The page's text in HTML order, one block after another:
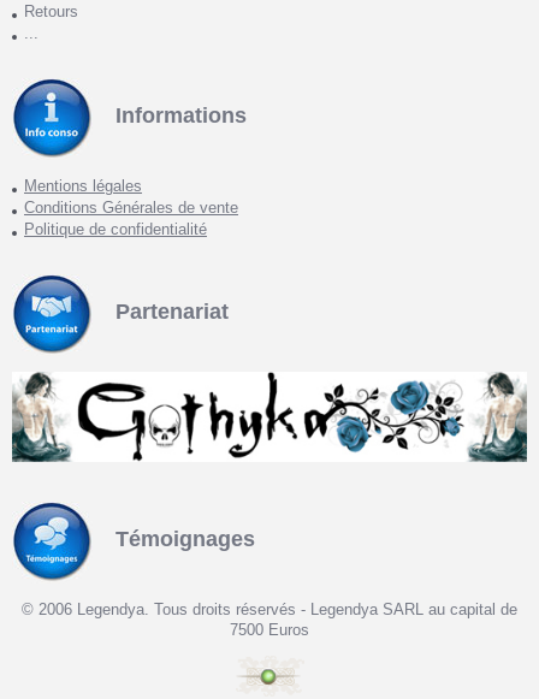
Retours
Informations
Mentions légales
Conditions Générales de vente
Politique de confidentialité
Partenariat
Témoignages
© 2006 Legendya. Tous droits réservés - Legendya SARL au capital de
7500 Euros